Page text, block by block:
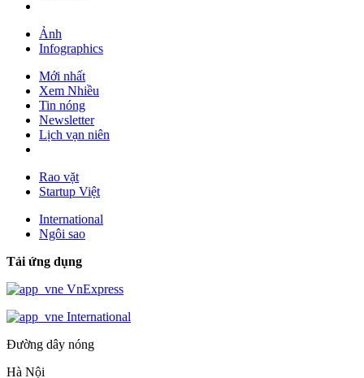
Ảnh
Infographics
Mới nhất
Xem Nhiều
Tin nóng
Newsletter
Lịch vạn niên
Rao vặt
Startup Việt
International
Ngôi sao
Tải ứng dụng
VnExpress
International
Đường dây nóng
Hà Nội